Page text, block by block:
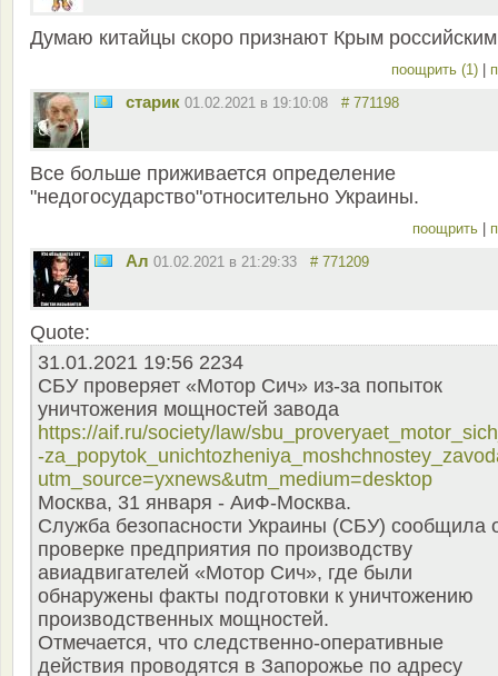
Думаю китайцы скоро признают Крым российским
поощрить (1)
старик 01.02.2021 в 19:10:08 # 771198
Все больше приживается определение
"недогосударство"относительно Украины.
поощрить
Ал 01.02.2021 в 21:29:33 # 771209
Quote:
31.01.2021 19:56 2234
СБУ проверяет «Мотор Сич» из-за попыток
уничтожения мощностей завода
https://aif.ru/society/law/
-
utm_source=yxnews&utm_medium=desktop
Москва, 31 января - АиФ-Москва.
Служба безопасности Украины (СБУ) сообщила
проверке предприятия по производству
авиадвигателей «Мотор Сич», где были
обнаружены факты подготовки к уничтожению
производственных мощностей.
Отмечается, что следственно-оперативные
действия проводятся в Запорожье по адресу